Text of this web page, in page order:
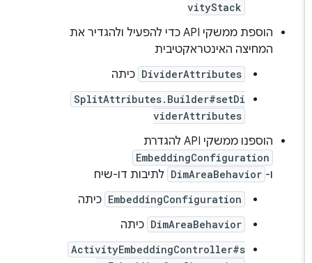
vityStack
הוספת ממשקי API כדי להפעיל ולהגדיר את
המחיצה האינטראקטיבית
DividerAttributes כיתה
SplitAttributes.Builder#setDi
viderAttributes
הוספנו ממשקי API להגדרת
EmbeddingConfiguration
DimAreaBehavior לתיבות דו-שיח
EmbeddingConfiguration כיתה
DimAreaBehavior כיתה
ActivityEmbeddingController#s